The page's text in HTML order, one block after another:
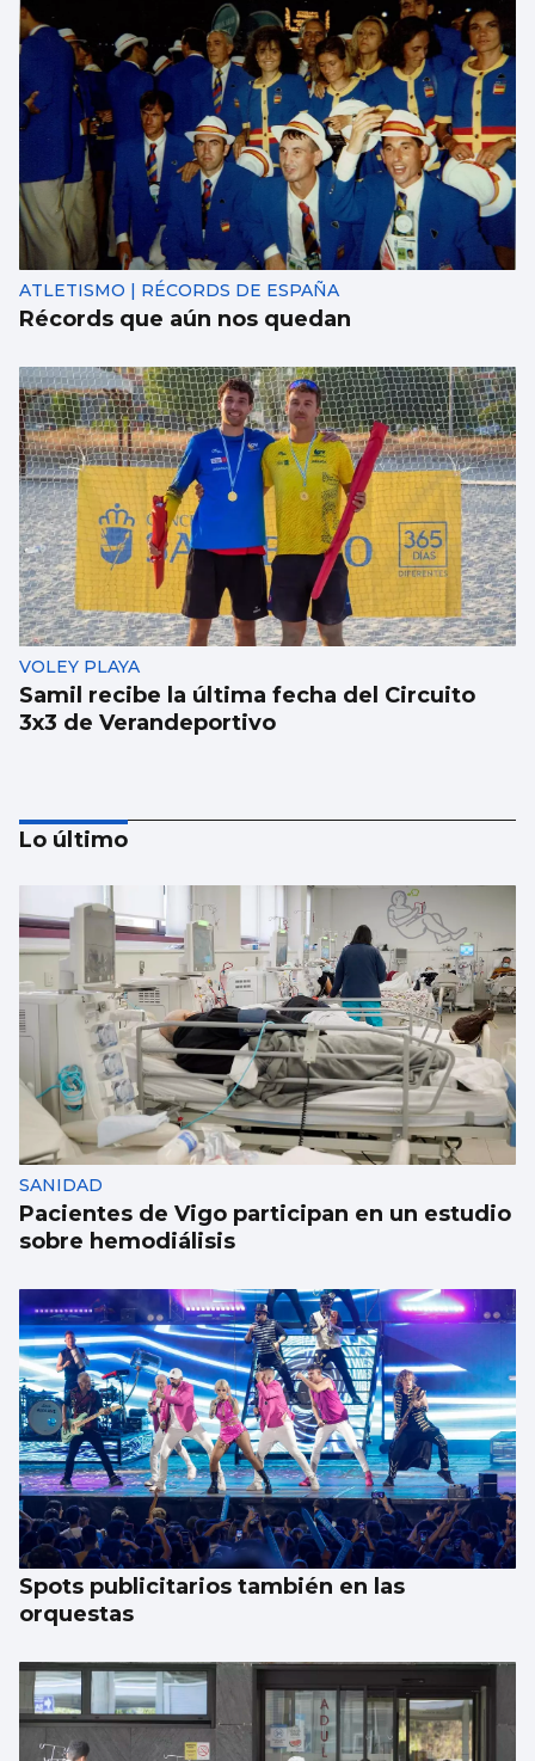
ATLETISMO | RÉCORDS DE ESPAÑA
Récords que aún nos quedan
VOLEY PLAYA
Samil recibe la última fecha del Circuito
3x3 de Verandeportivo
VELA
El Rías repite el formato
Lo último
SANIDAD
Pacientes de Vigo participan en un estudio
sobre hemodiálisis
Spots publicitarios también en las
orquestas